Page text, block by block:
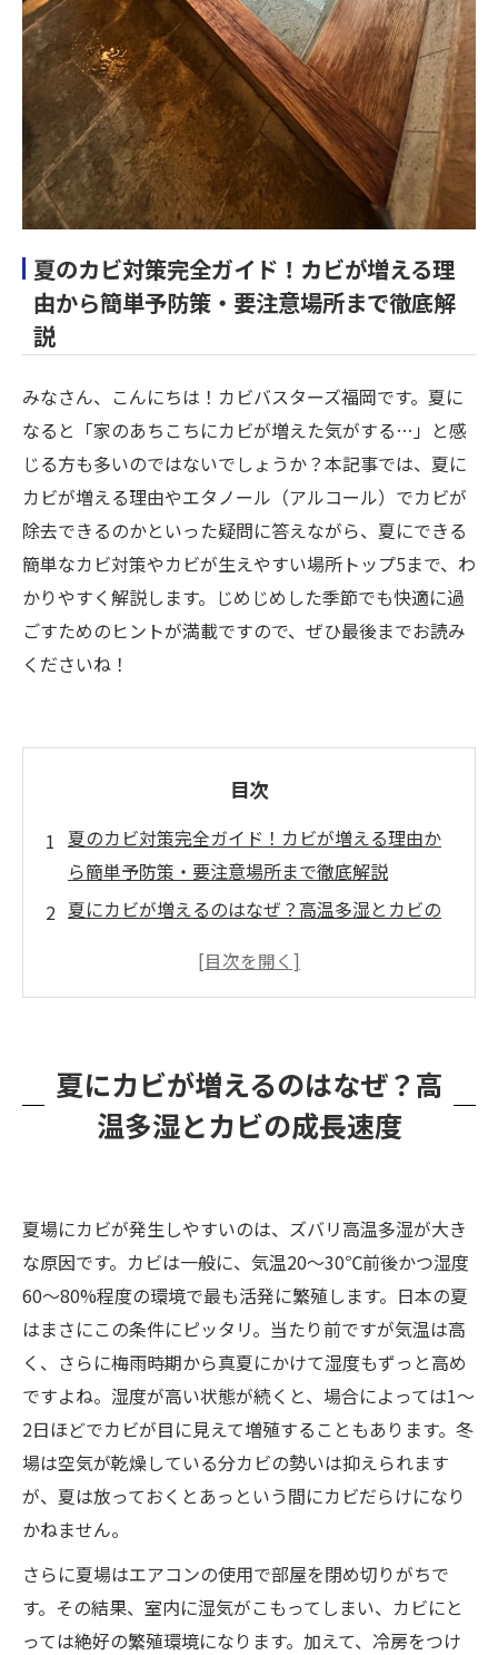
夏のカビ対策完全ガイド！カビが増える理
由から簡単予防策・要注意場所まで徹底解
説
みなさん、こんにちは！カビバスターズ福岡です。夏に
なると「家のあちこちにカビが増えた気がする…」と感
じる方も多いのではないでしょうか？本記事では、夏に
カビが増える理由やエタノール（アルコール）でカビが
除去できるのかといった疑問に答えながら、夏にできる
簡単なカビ対策やカビが生えやすい場所トップ5まで、わ
かりやすく解説します。じめじめした季節でも快適に過
ごすためのヒントが満載ですので、ぜひ最後までお読み
くださいね！
目次
夏のカビ対策完全ガイド！カビが増える理由か
ら簡単予防策・要注意場所まで徹底解説
夏にカビが増えるのはなぜ？高温多湿とカビの
エタノールでカビは取れるの？その効果と注意
夏にカビが生えやすい場所トップ5
まとめ
夏にカビが増えるのはなぜ？高
温多湿とカビの成長速度
夏場にカビが発生しやすいのは、ズバリ高温多湿が大き
な原因です。カビは一般に、気温20〜30℃前後かつ湿度
60〜80%程度の環境で最も活発に繁殖します。日本の夏
はまさにこの条件にピッタリ。当たり前ですが気温は高
く、さらに梅雨時期から真夏にかけて湿度もずっと高め
ですよね。湿度が高い状態が続くと、場合によっては1〜
2日ほどでカビが目に見えて増殖することもあります。冬
場は空気が乾燥している分カビの勢いは抑えられます
が、夏は放っておくとあっという間にカビだらけになり
かねません。
さらに夏場はエアコンの使用で部屋を閉め切りがちで
す。その結果、室内に湿気がこもってしまい、カビにと
っては絶好の繁殖環境になります。加えて、冷房をつけ